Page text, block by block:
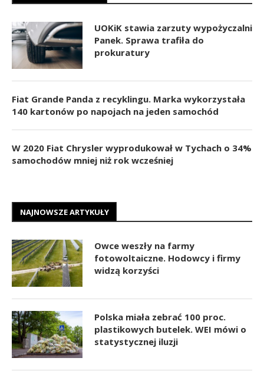
UOKiK stawia zarzuty wypożyczalni
Panek. Sprawa trafiła do
prokuratury
Fiat Grande Panda z recyklingu. Marka wykorzystała
140 kartonów po napojach na jeden samochód
W 2020 Fiat Chrysler wyprodukował w Tychach o 34%
samochodów mniej niż rok wcześniej
NAJNOWSZE ARTYKUŁY
Owce weszły na farmy
fotowoltaiczne. Hodowcy i firmy
widzą korzyści
Polska miała zebrać 100 proc.
plastikowych butelek. WEI mówi o
statystycznej iluzji